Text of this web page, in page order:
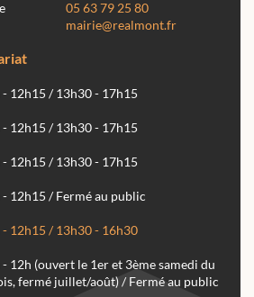
05 63 79 25 80
mairie@realmont.fr
- 12h15 / 13h30 - 17h15
- 12h15 / 13h30 - 17h15
- 12h15 / 13h30 - 17h15
- 12h15 / Fermé au public
- 12h15 / 13h30 - 16h30
- 12h (ouvert le 1er et 3ème samedi du
fermé juillet/août) / Fermé au public